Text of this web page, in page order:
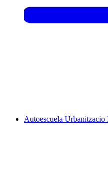
Autoescuela Urbanitzacio